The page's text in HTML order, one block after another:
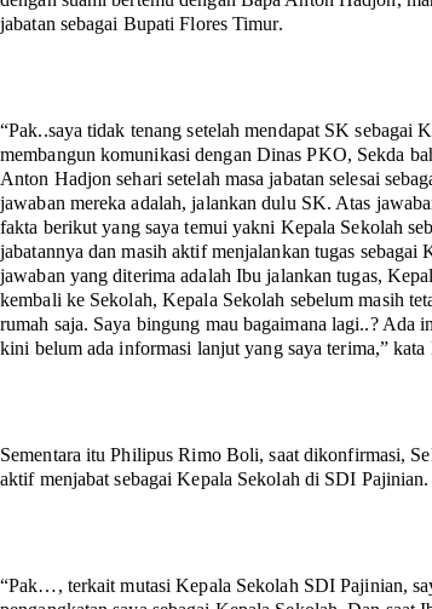
jabatan sebagai Bupati Flores Timur.
“Pak..saya tidak tenang setelah mendapat SK
membangun komunikasi dengan Dinas PKO, Sekda
Anton Hadjon sehari setelah masa jabatan selesai
jawaban mereka adalah, jalankan dulu SK. Atas
fakta berikut yang saya temui yakni Kepala Sekolah
jabatannya dan masih aktif menjalankan tugas
jawaban yang diterima adalah Ibu jalankan tugas,
kembali ke Sekolah, Kepala Sekolah sebelum masih
rumah saja. Saya bingung mau bagaimana lagi..? Ada
kini belum ada informasi lanjut yang saya terima,”
Sementara itu Philipus Rimo Boli, saat dikonfirmasi,
aktif menjabat sebagai Kepala Sekolah di SDI Pajinian.
“Pak…, terkait mutasi Kepala Sekolah SDI Pajinian,